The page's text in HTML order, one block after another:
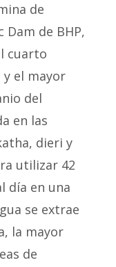
de
de BHP,
cuarto
el mayor
del
en las
dieri y
utilizar 42
día en una
se extrae
la mayor
de